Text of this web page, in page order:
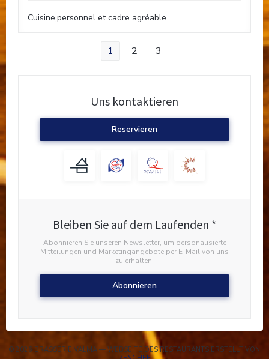
Cuisine,personnel et cadre agréable.
1 2 3
Uns kontaktieren
Reservieren
Bleiben Sie auf dem Laufenden *
Abonnieren Sie unseren Newsletter, um personalisierte
Mitteilungen und Marketingangebote per E-Mail von uns
zu erhalten.
Abonnieren
© 2026 BRASSERIE VALMA — WEBSEITE DES RESTAURANTS ERSTELLT VON